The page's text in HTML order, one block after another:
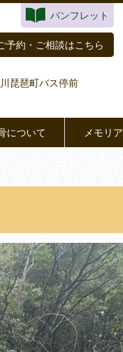
パンフレット
予約・ご相談はこちら
琵琶町バス停前
について メモリ